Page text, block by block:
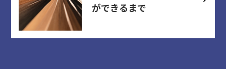
ができるまで